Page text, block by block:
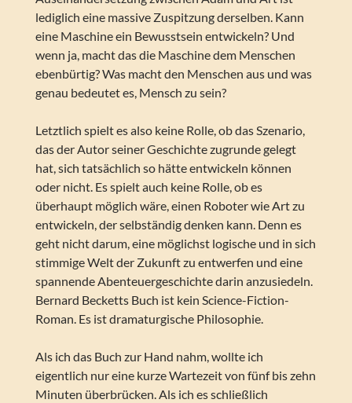
lediglich eine massive Zuspitzung derselben. Kann
eine Maschine ein Bewusstsein entwickeln? Und
wenn ja, macht das die Maschine dem Menschen
ebenbürtig? Was macht den Menschen aus und was
genau bedeutet es, Mensch zu sein?
Letztlich spielt es also keine Rolle, ob das Szenario,
das der Autor seiner Geschichte zugrunde gelegt
hat, sich tatsächlich so hätte entwickeln können
oder nicht. Es spielt auch keine Rolle, ob es
überhaupt möglich wäre, einen Roboter wie Art zu
entwickeln, der selbständig denken kann. Denn es
geht nicht darum, eine möglichst logische und in sich
stimmige Welt der Zukunft zu entwerfen und eine
spannende Abenteuergeschichte darin anzusiedeln.
Bernard Becketts Buch ist kein Science-Fiction-
Roman. Es ist dramaturgische Philosophie.
Als ich das Buch zur Hand nahm, wollte ich
eigentlich nur eine kurze Wartezeit von fünf bis zehn
Minuten überbrücken. Als ich es schließlich